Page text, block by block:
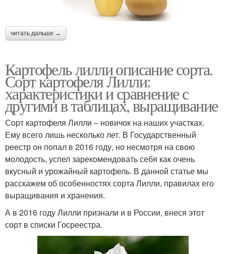
читать дальше →
Картофель лилли описание сорта.
Сорт картофеля Лилли:
характеристики и сравнение с
другими в таблицах, выращивание
Сорт картофеля Лилли – новичок на наших участках.
Ему всего лишь несколько лет. В Государственный
реестр он попал в 2016 году, но несмотря на свою
молодость, успел зарекомендовать себя как очень
вкусный и урожайный картофель. В данной статье мы
расскажем об особенностях сорта Лилли, правилах его
выращивания и хранения.
А в 2016 году Лилли признали и в России, внеся этот
сорт в списки Госреестра.